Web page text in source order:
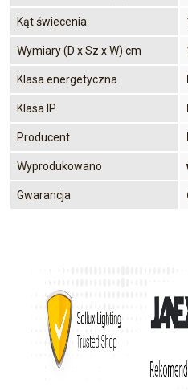
Kąt świecenia
Wymiary (D x Sz x W) cm
Klasa energetyczna
Klasa IP
Producent
Wyprodukowano
Gwarancja